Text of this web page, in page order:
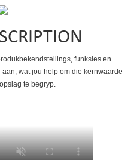
funksies en
wat jou help om die kernwaarde
te begryp.